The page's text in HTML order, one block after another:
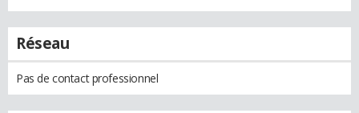
Réseau
Pas de contact professionnel